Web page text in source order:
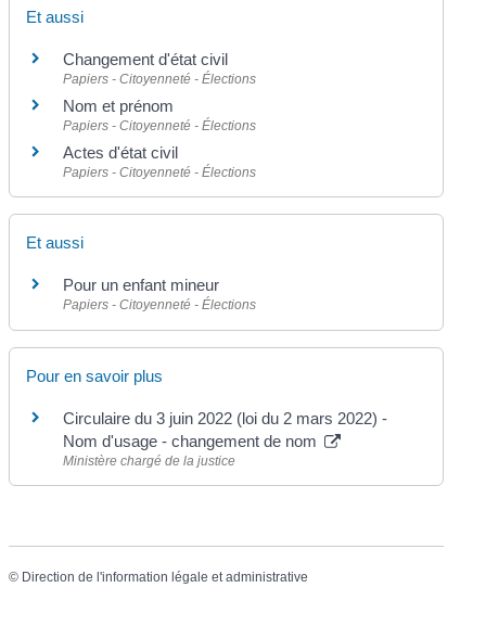
Et aussi
Changement d'état civil
Papiers - Citoyenneté - Élections
Nom et prénom
Papiers - Citoyenneté - Élections
Actes d'état civil
Papiers - Citoyenneté - Élections
Et aussi
Pour un enfant mineur
Papiers - Citoyenneté - Élections
Pour en savoir plus
Circulaire du 3 juin 2022 (loi du 2 mars 2022) -
Nom d'usage - changement de nom
Ministère chargé de la justice
© Direction de l'information légale et administrative